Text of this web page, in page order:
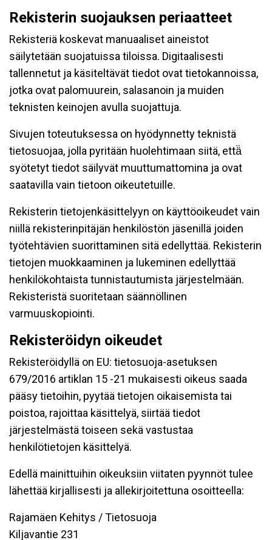
Rekisterin suojauksen periaatteet
Rekisteriä koskevat manuaaliset aineistot
säilytetään suojatuissa tiloissa. Digitaalisesti
tallennetut ja käsiteltävät tiedot ovat tietokannoissa,
jotka ovat palomuurein, salasanoin ja muiden
teknisten keinojen avulla suojattuja.
Sivujen toteutuksessa on hyödynnetty teknistä
tietosuojaa, jolla pyritään huolehtimaan siitä, että̈
syötetyt tiedot säilyvät muuttumattomina ja ovat
saatavilla vain tietoon oikeutetuille.
Rekisterin tietojenkäsittelyyn on käyttöoikeudet vain
niillä rekisterinpitäjän henkilöstön jäsenillä joiden
työtehtävien suorittaminen sitä edellyttää. Rekisterin
tietojen muokkaaminen ja lukeminen edellyttää
henkilökohtaista tunnistautumista järjestelmään.
Rekisteristä suoritetaan säännöllinen
varmuuskopiointi.
Rekisteröidyn oikeudet
Rekisteröidyllä on EU: tietosuoja-asetuksen
679/2016 artiklan 15 -21 mukaisesti oikeus saada
pääsy tietoihin, pyytää tietojen oikaisemista tai
poistoa, rajoittaa käsittelyä, siirtää tiedot
järjestelmästä toiseen sekä vastustaa
henkilötietojen käsittelyä.
Edellä mainittuihin oikeuksiin viitaten pyynnöt tulee
lähettää kirjallisesti ja allekirjoitettuna osoitteella:
Rajamäen Kehitys / Tietosuoja
Kiljavantie 231